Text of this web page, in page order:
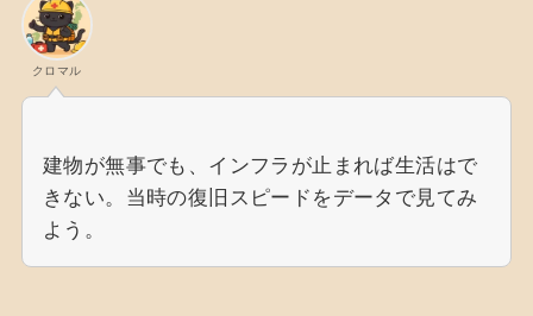
クロマル
建物が無事でも、インフラが止まれば生活はで
きない。当時の復旧スピードをデータで見てみ
よう。